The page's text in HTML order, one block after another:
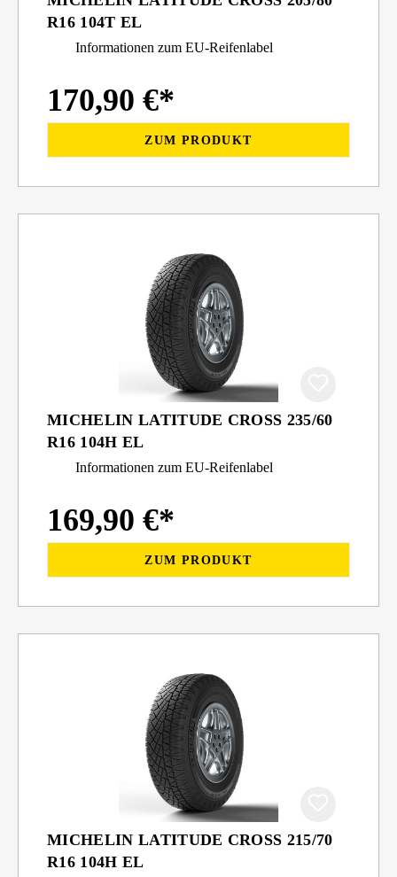
R16 104T EL
Informationen zum EU-Reifenlabel
170,90 €*
ZUM PRODUKT
MICHELIN LATITUDE CROSS 235/60
R16 104H EL
Informationen zum EU-Reifenlabel
169,90 €*
ZUM PRODUKT
MICHELIN LATITUDE CROSS 215/70
R16 104H EL